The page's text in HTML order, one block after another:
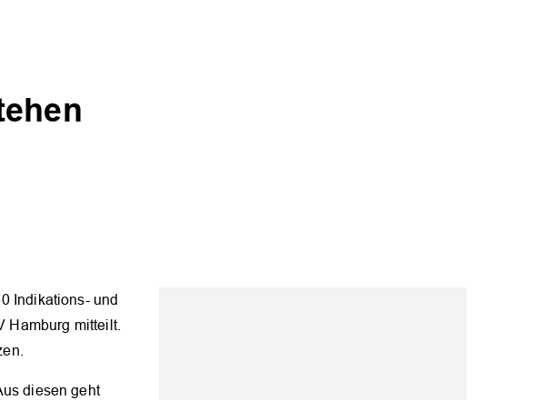
Indikations- und
Hamburg mitteilt.
diesen geht